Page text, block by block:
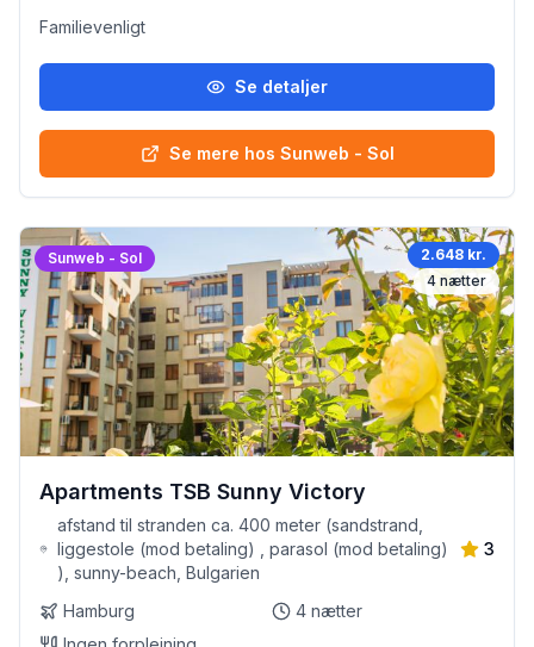
Familievenligt
Se detaljer
Se mere hos Sunweb - Sol
Sunweb - Sol
2.648 kr.
4 nætter
Apartments TSB Sunny Victory
afstand til stranden ca. 400 meter (sandstrand,
liggestole (mod betaling) , parasol (mod betaling)
), sunny-beach, Bulgarien
3
Hamburg 4 nætter